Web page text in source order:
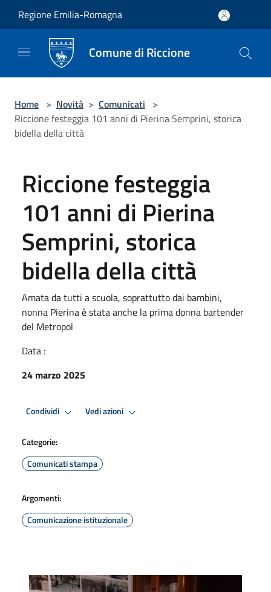
Regione Emilia-Romagna
Comune di Riccione
Home > Novità > Comunicati >
Riccione festeggia 101 anni di Pierina Semprini, storica
bidella della città
Riccione festeggia
101 anni di Pierina
Semprini, storica
bidella della città
Amata da tutti a scuola, soprattutto dai bambini,
nonna Pierina è stata anche la prima donna bartender
del Metropol
Data :
24 marzo 2025
Condividi Vedi azioni
Categorie:
Comunicati stampa
Argomenti:
Comunicazione istituzionale